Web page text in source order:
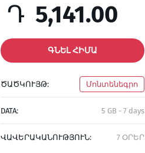
Դ 5,141.00
ԳՆԵԼ ՀԻՄԱ
ԾԱԾԿՈՒՅԹ: Մոնտենեգրո
DATA: 5 GB - 7 days
ՎԱՎԵՐԱԿԱՆՈՒԹՅՈՒՆ: 7 ՕՐԵՐ